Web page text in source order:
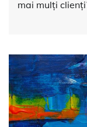
mai mulți